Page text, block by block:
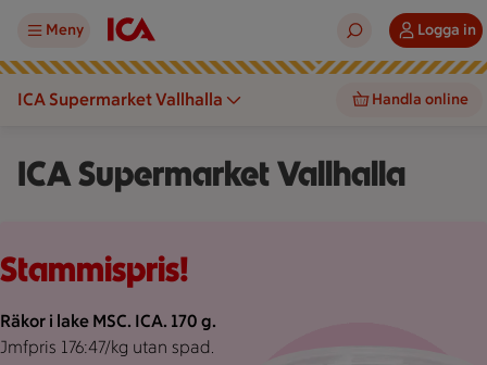
Meny Logga in
ICA Supermarket Vallhalla Handla online
ICA Supermarket Vallhalla
Stammispris!
Räkor i lake MSC. ICA. 170 g.
Jmfpris 176:47/kg utan spad.